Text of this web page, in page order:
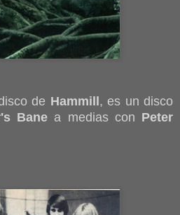
de Hammill , es un disco
Bane a medias con Peter